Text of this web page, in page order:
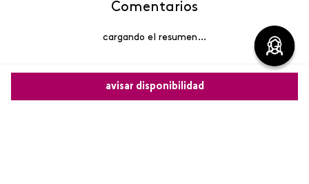
avisar disponibilidad
Comentarios
cargando el resumen…